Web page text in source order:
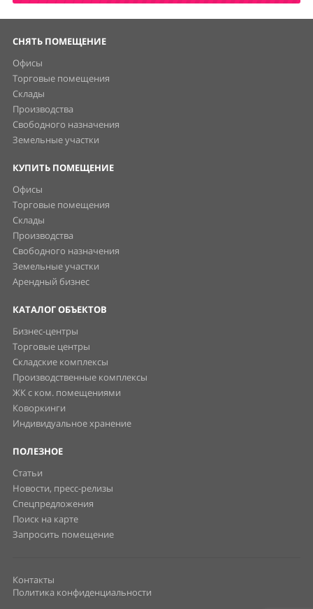
СНЯТЬ ПОМЕЩЕНИЕ
Офисы
Торговые помещения
Склады
Производства
Свободного назначения
Земельные участки
КУПИТЬ ПОМЕЩЕНИЕ
Офисы
Торговые помещения
Склады
Производства
Свободного назначения
Земельные участки
Арендный бизнес
КАТАЛОГ ОБЪЕКТОВ
Бизнес-центры
Торговые центры
Складские комплексы
Производственные комплексы
ЖК с ком. помещениями
Коворкинги
Индивидуальное хранение
ПОЛЕЗНОЕ
Статьи
Новости, пресс-релизы
Спецпредложения
Поиск на карте
Запросить помещение
Контакты
Политика конфиденциальности